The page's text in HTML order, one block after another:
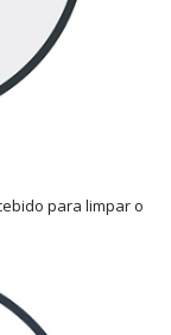
para limpar o